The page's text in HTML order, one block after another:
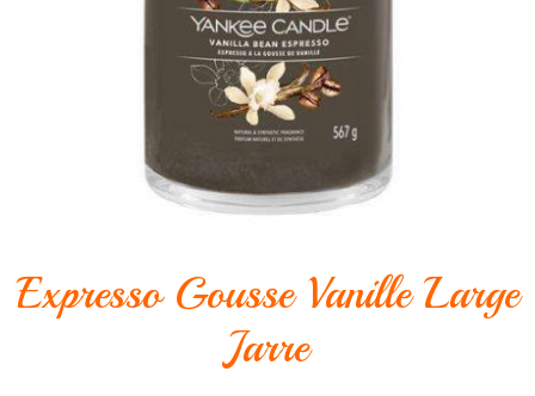
Expresso Gousse Vanille Large
Jarre